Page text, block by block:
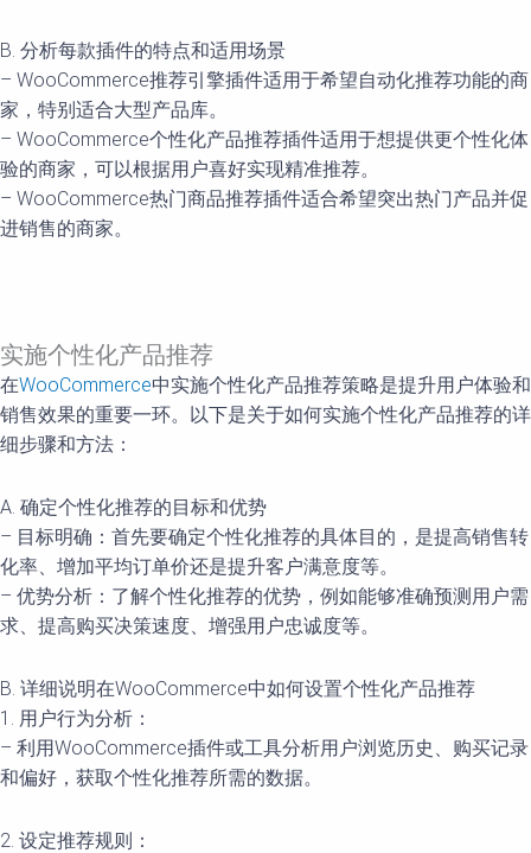
B. 分析每款插件的特点和适用场景
– WooCommerce推荐引擎插件适用于希望自动化推荐功能的商
家，特别适合大型产品库。
– WooCommerce个性化产品推荐插件适用于想提供更个性化体
验的商家，可以根据用户喜好实现精准推荐。
– WooCommerce热门商品推荐插件适合希望突出热门产品并促
进销售的商家。
实施个性化产品推荐
在WooCommerce中实施个性化产品推荐策略是提升用户体验和
销售效果的重要一环。以下是关于如何实施个性化产品推荐的详
细步骤和方法：
A. 确定个性化推荐的目标和优势
– 目标明确：首先要确定个性化推荐的具体目的，是提高销售转
化率、增加平均订单价还是提升客户满意度等。
– 优势分析：了解个性化推荐的优势，例如能够准确预测用户需
求、提高购买决策速度、增强用户忠诚度等。
B. 详细说明在WooCommerce中如何设置个性化产品推荐
1. 用户行为分析：
– 利用WooCommerce插件或工具分析用户浏览历史、购买记录
和偏好，获取个性化推荐所需的数据。
2. 设定推荐规则：